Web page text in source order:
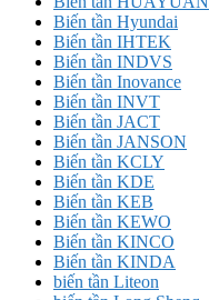
Biến tần Hyundai
Biến tần IHTEK
Biến tần INDVS
Biến tần Inovance
Biến tần INVT
Biến tần JACT
Biến tần JANSON
Biến tần KCLY
Biến tần KDE
Biến tần KEB
Biến tần KEWO
Biến tần KINCO
Biến tần KINDA
biến tần Liteon